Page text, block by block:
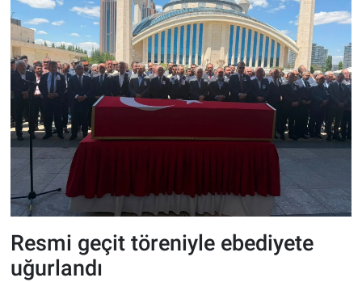
Resmi geçit töreniyle ebediyete
uğurlandı